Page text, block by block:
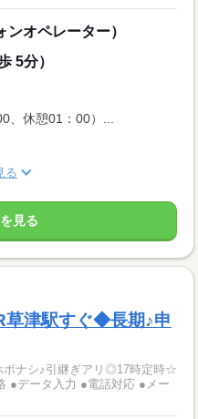
オペレーター）
5分）
、休憩01：00）...
る
見る
草津駅すぐ◆長期♪申
ボナシ♪引継ぎアリ◎17時定時☆
●データ入力 ●電話対応 ●メー